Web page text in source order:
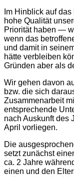
Im Hinblick auf
hohe Qualität
Priorität haben —
wenn das
und damit in
hätte verbleiben
Gründen aber als
Wir gehen davon
bzw. die sich
Zusammenarbeit
entsprechende
nach Auskunft des
April vorliegen.
Die
setzt zunächst
ca. 2 Jahre
einen und den